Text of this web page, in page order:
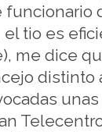
funcionario
el tio es
me dice
distinto